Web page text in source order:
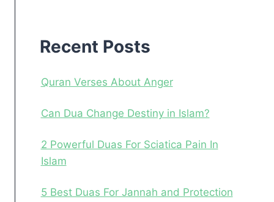
Recent Posts
Quran Verses About Anger
Can Dua Change Destiny in Islam?
2 Powerful Duas For Sciatica Pain In
Islam
5 Best Duas For Jannah and Protection